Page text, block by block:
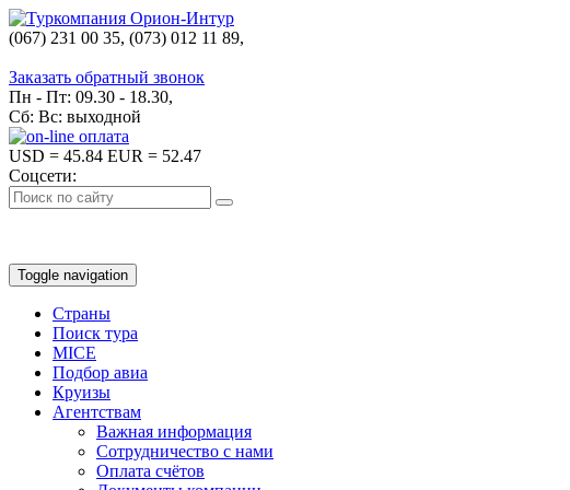
(067) 231 00 35, (073) 012 11 89,
Заказать обратный звонок
Пн - Пт: 09.30 - 18.30,
Сб: Вс: выходной
USD = 45.84 EUR = 52.47
Соцсети:
Toggle navigation
Страны
Поиск тура
MICE
Подбор авиа
Круизы
Агентствам
Важная информация
Сотрудничество с нами
Оплата счётов